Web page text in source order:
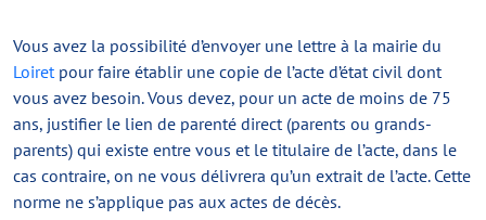
Vous avez la possibilité d’envoyer une lettre à la mairie du
Loiretpour faire établir une copie de l’acte d’état civil dont
vous avez besoin. Vous devez, pour un acte de moins de 75
ans, justifier le lien de parenté direct (parents ou grands-
parents) qui existe entre vous et le titulaire de l’acte, dans le
cas contraire, on ne vous délivrera qu’un extrait de l’acte. Cette
norme ne s’applique pas aux actes de décès.